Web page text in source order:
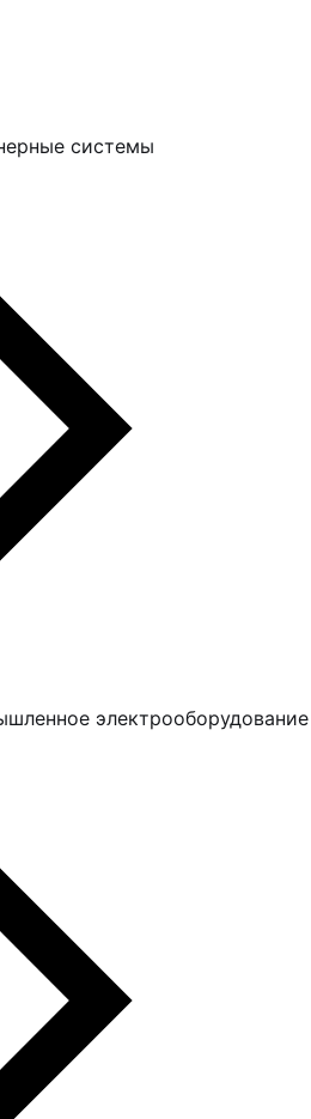
системы
электрооборудование